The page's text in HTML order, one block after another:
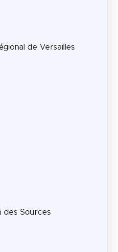
de Versailles
des Sources